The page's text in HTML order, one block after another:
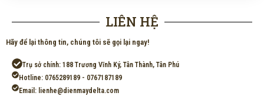
LIÊN HỆ
Hãy để lại thông tin, chúng tôi sẽ gọi lại ngay!
Trụ sở chính: 188 Trương Vĩnh Ký, Tân Thành, Tân Phú
Hotline: 0765289189 - 0767187189
Email: lienhe@dienmaydelta.com